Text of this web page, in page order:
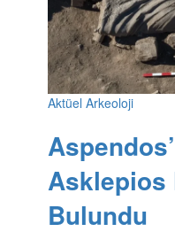
Aktüel Arkeoloji
Asklepios
Bulundu